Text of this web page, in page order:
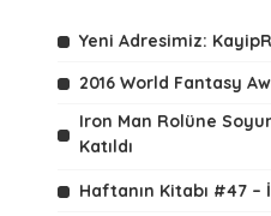
Yeni Adresimiz:
2016 World Fantasy
Iron Man Rolüne
Katıldı
Haftanın Kitabı #47 –